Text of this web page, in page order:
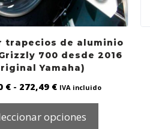
trapecios de aluminio
700 desde 2016
Yamaha)
€ - 272,49 € IVA incluido
opciones